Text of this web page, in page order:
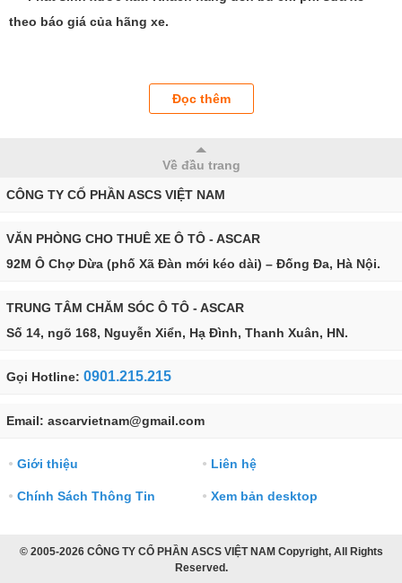
theo báo giá của hãng xe.
Đọc thêm
Về đầu trang
CÔNG TY CỐ PHẦN ASCS VIỆT NAM
VĂN PHÒNG CHO THUÊ XE Ô TÔ - ASCAR
92M Ô Chợ Dừa (phố Xã Đàn mới kéo dài) – Đống Đa, Hà Nội.
TRUNG TÂM CHĂM SÓC Ô TÔ - ASCAR
Số 14, ngõ 168, Nguyễn Xiển, Hạ Đình, Thanh Xuân, HN.
Gọi Hotline: 0901.215.215
Email: ascarvietnam@gmail.com
● Giới thiệu ● Liên hệ
● Chính Sách Thông Tin ● Xem bản desktop
© 2005-2026 CÔNG TY CỔ PHẦN ASCS VIỆT NAM Copyright, All Rights
Reserved.